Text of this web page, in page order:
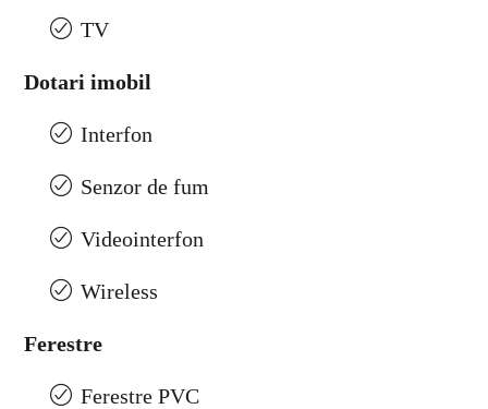
TV
Dotari imobil
Interfon
Senzor de fum
Videointerfon
Wireless
Ferestre
Ferestre PVC